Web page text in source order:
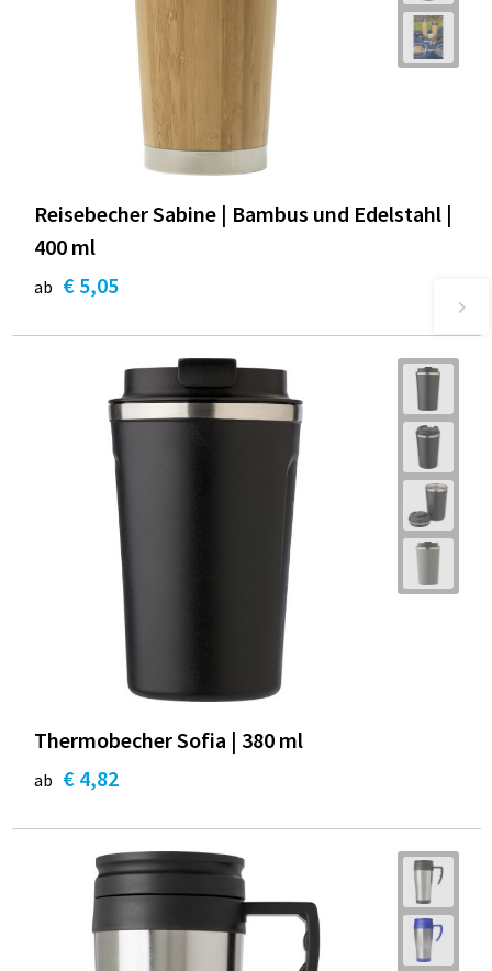
Reisebecher Sabine | Bambus und Edelstahl |
400 ml
ab € 5,05
Thermobecher Sofia | 380 ml
ab € 4,82